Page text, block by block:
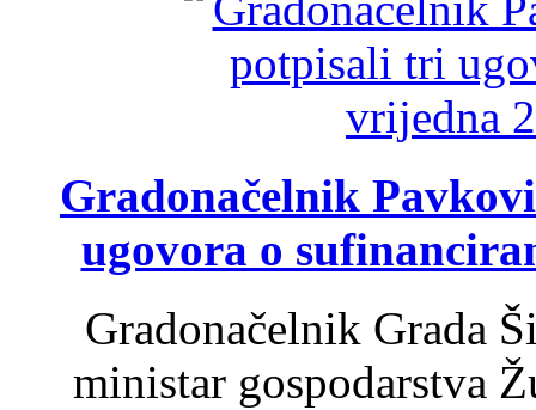
Gradonačelnik
ugovora o
Gradonačelnik Grada
ministar gospodarstva